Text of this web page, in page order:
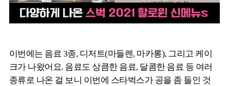
이번에는 음료 3종, 디저트(마들렌, 마카롱), 그리고 케이
크가 나왔어요. 음료도 상큼한 음료, 달콤한 음료 등 여러
종류로 나온 걸 보니 이번에 스타벅스가 공을 좀 들인 것